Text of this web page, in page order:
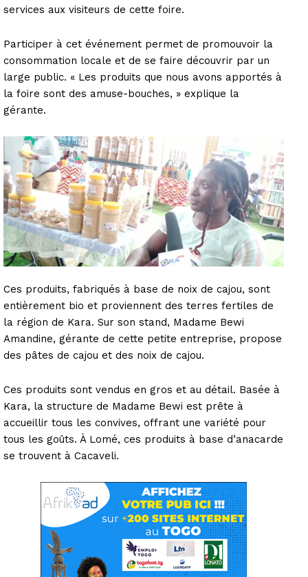
services aux visiteurs de cette foire.
Participer à cet événement permet de promouvoir la
consommation locale et de se faire découvrir par un
large public. « Les produits que nous avons apportés à
la foire sont des amuse-bouches, » explique la
gérante.
Ces produits, fabriqués à base de noix de cajou, sont
entièrement bio et proviennent des terres fertiles de
la région de Kara. Sur son stand, Madame Bewi
Amandine, gérante de cette petite entreprise, propose
des pâtes de cajou et des noix de cajou.
Ces produits sont vendus en gros et au détail. Basée à
Kara, la structure de Madame Bewi est prête à
accueillir tous les convives, offrant une variété pour
tous les goûts. À Lomé, ces produits à base d’anacarde
se trouvent à Cacaveli.